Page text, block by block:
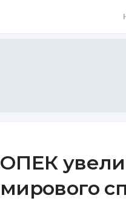
ОПЕК
мирового